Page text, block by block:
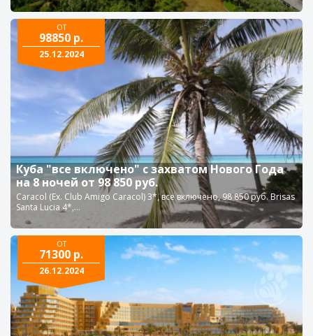
ОТ
98850 р.
25.12.2024
Куба "все включено" с захватом Нового Года
на 8 ночей от 98 850 руб.
Caracol (Ex. Club Amigo Caracol) 3*, все включено, 98 850 руб. Brisas
Santa Lucia 4*,...
ОТ
71300 р.
26.12.2024